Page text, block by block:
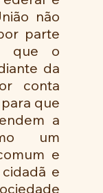
não
parte
que o
da
conta
que
a
um
e
e